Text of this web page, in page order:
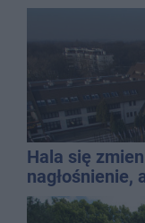
Hala się
nagłośnienie,
QEMETICA